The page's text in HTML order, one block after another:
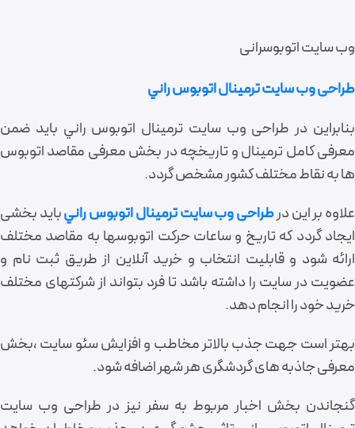
وب سایت اتوبوسرانی
طراحی وب سايت ترمينال اتوبوس راني
بنابراین در طراحی وب سايت ترمينال اتوبوس راني باید ضمن
معرفی کامل ترمینال و تاریخچه در بخش معرفی مقاصد اتوبوس
ها به نقاط مختلف کشور مشخص گردد.
علاوه بر این درطراحی وب سايت ترمينال اتوبوس رانيباید بخشی
ایجاد گردد که تاریخ و ساعات حرکت اتوبوسها به مقاصد مختلف
ارائه شود و قابلیت انتخاب و خرید آنلاین از طریق ثبت نام و
عضویت در سایت را داشته باشد تا فرد بتواند از شرکتهای مختلف
خرید خود را انجام دهد.
بهتر است جهت جذب بالاتر مخاطب و افزایش سئو سایت ،بخش
معرفی جاذبه های گردشگری هر شهر اضافه شود.
گنجاندن بخش اخبار مربوط به سفر نیز در طراحی وب سايت